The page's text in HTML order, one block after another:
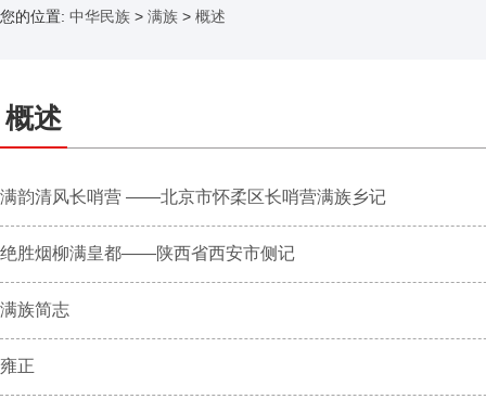
您的位置: 中华民族 > 满族 > 概述
概述
满韵清风长哨营 ——北京市怀柔区长哨营满族乡记
绝胜烟柳满皇都——陕西省西安市侧记
满族简志
雍正